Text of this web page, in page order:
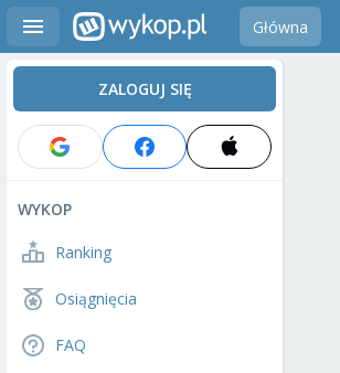
Główna
ZALOGUJ SIĘ
WYKOP
Ranking
Osiągnięcia
FAQ